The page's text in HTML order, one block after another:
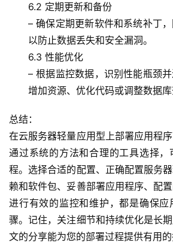
6.2 定期更新和备份
– 确保定期更新软件和系统补丁，
以防止数据丢失和安全漏洞。
6.3 性能优化
– 根据监控数据，识别性能瓶颈
增加资源、优化代码或调整数据库
总结：
在云服务器轻量应用型上部署应用程
通过系统的方法和合理的工具选择
程。选择合适的配置、正确配置服务
赖和软件包、妥善部署应用程序、配
进行有效的监控和维护，都是确保应
骤。记住，关注细节和持续优化是长
文的分享能为您的部署过程提供有用的